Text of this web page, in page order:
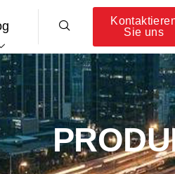
Sie uns